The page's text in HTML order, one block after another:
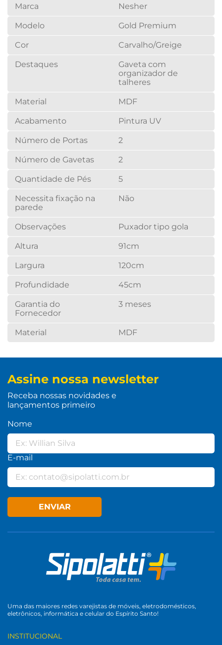
Marca Nesher
Modelo Gold Premium
Cor Carvalho/Greige
Destaques
Gaveta com
organizador de
talheres
Material MDF
Acabamento Pintura UV
Número de Portas 2
Número de Gavetas 2
Quantidade de Pés 5
Necessita fixação na
parede
Não
Observações Puxador tipo gola
Altura 91cm
Largura 120cm
Profundidade 45cm
Garantia do
Fornecedor
3 meses
Material MDF
Assine nossa newsletter
Receba nossas novidades e
lançamentos primeiro
Nome
E-mail
ENVIAR
Uma das maiores redes varejistas de móveis, eletrodomésticos,
eletrônicos, informática e celular do Espírito Santo!
INSTITUCIONAL